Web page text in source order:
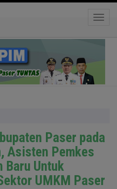
Dapat Pengalaman
Sektor UMKM
Paser pada
Asisten Pemkes
Baru Untuk
UMKM Paser